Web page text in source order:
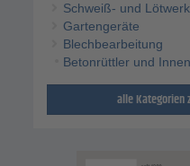
Schweiß- und
Gartengeräte
Blechbearbeitung
Betonrüttler und
alle Kategorien